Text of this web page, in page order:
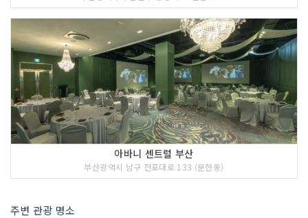
아바니 센트럴 부산
부산광역시 남구 전포대로 133 (문현동)
주변 관광 명소